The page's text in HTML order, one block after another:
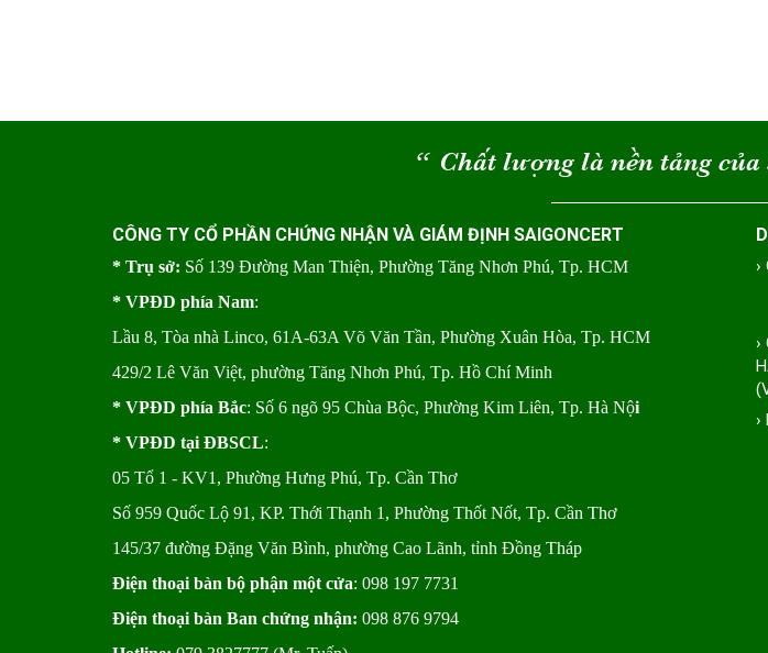
“ Chất lượng là nền tảng
CÔNG TY CỔ PHẦN CHỨNG NHẬN VÀ GIÁM ĐỊNH SAIGONCERT
* Trụ sở: Số 139 Đường Man Thiện, Phường Tăng Nhơn Phú, Tp. HCM
* VPĐD phía Nam:
Lầu 8, Tòa nhà Linco, 61A-63A Võ Văn Tần, Phường Xuân Hòa, Tp. HCM
429/2 Lê Văn Việt, phường Tăng Nhơn Phú, Tp. Hồ Chí Minh
* VPĐD phía Bắc: Số 6 ngõ 95 Chùa Bộc, Phường Kim Liên, Tp. Hà Nội
* VPĐD tại ĐBSCL:
05 Tổ 1 - KV1, Phường Hưng Phú, Tp. Cần Thơ
Số 959 Quốc Lộ 91, KP. Thới Thạnh 1, Phường Thốt Nốt, Tp. Cần Thơ
145/37 đường Đặng Văn Bình, phường Cao Lãnh, tỉnh Đồng Tháp
Điện thoại bàn bộ phận một cửa: 098 197 7731
Điện thoại bàn Ban chứng nhận: 098 876 9794
›
›
›